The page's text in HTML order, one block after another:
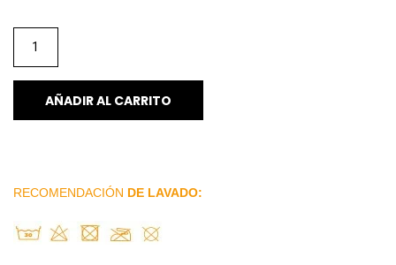
AÑADIR AL CARRITO
RECOMENDACIÓN DE LAVADO: